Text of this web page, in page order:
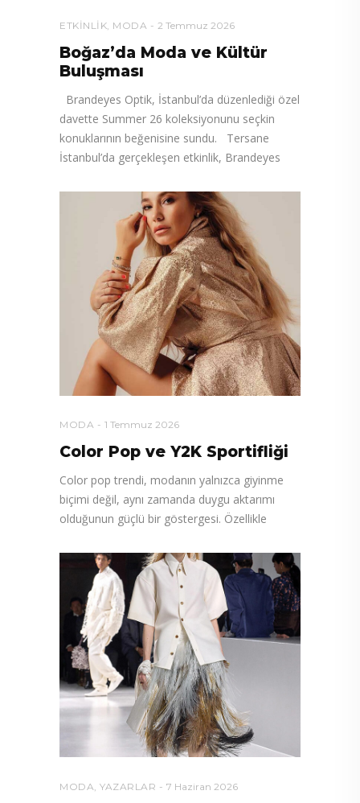
ETKINLIK, MODA 2 Temmuz 2026
Boğaz’da Moda ve Kültür
Buluşması
Brandeyes Optik, İstanbul’da düzenlediği özel
davette Summer 26 koleksiyonunu seçkin
konuklarının beğenisine sundu. Tersane
İstanbul’da gerçekleşen etkinlik, Brandeyes
MODA 1 Temmuz 2026
Color Pop ve Y2K Sportifliği
Color pop trendi, modanın yalnızca giyinme
biçimi değil, aynı zamanda duygu aktarımı
olduğunun güçlü bir göstergesi. Özellikle
MODA YAZARLAR 7 Haziran 2026